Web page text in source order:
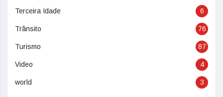
Terceira Idade 6
Trânsito 76
Turismo 87
Video 4
world 3